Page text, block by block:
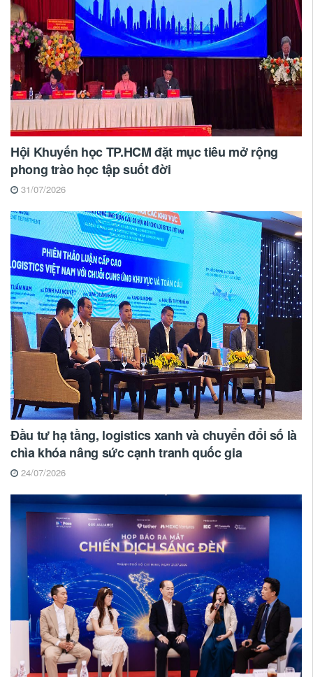
Hội Khuyến học TP.HCM đặt mục tiêu mở rộng
phong trào học tập suốt đời
31/07/2026
Đầu tư hạ tầng, logistics xanh và chuyển đổi số là
chìa khóa nâng sức cạnh tranh quốc gia
24/07/2026